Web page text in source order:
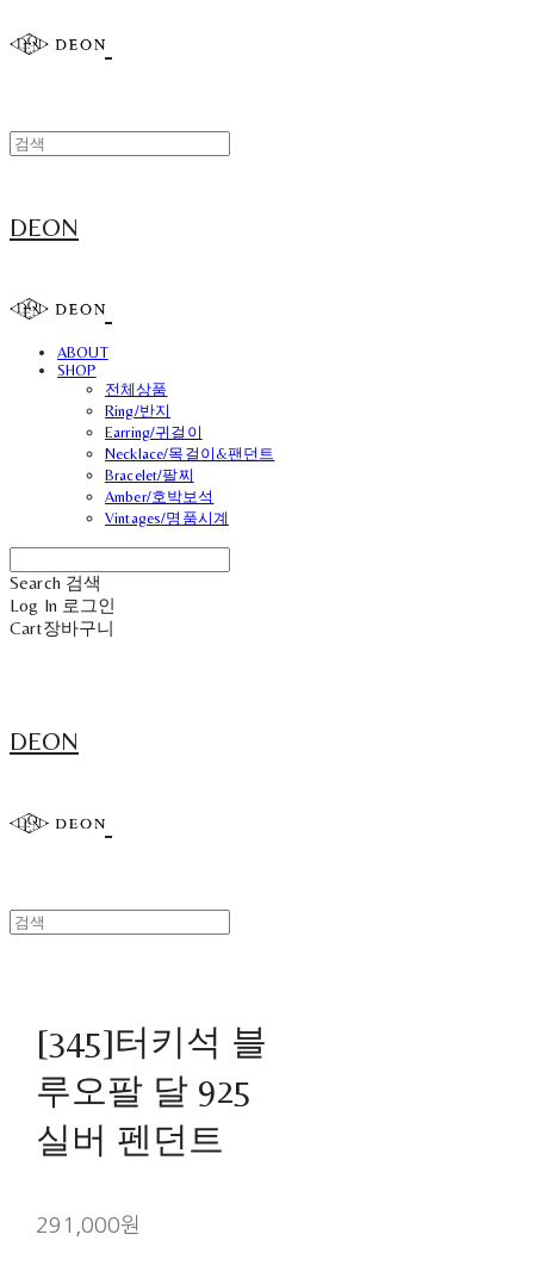
DEON
ABOUT
SHOP
전체상품
Ring/반지
Earring/귀걸이
Necklace/목걸이&팬던트
Bracelet/팔찌
Amber/호박보석
Vintages/명품시계
Search 검색
Log In 로그인
Cart장바구니
DEON
[345]터키석 블
루오팔 달 925
실버 펜던트
291,000원